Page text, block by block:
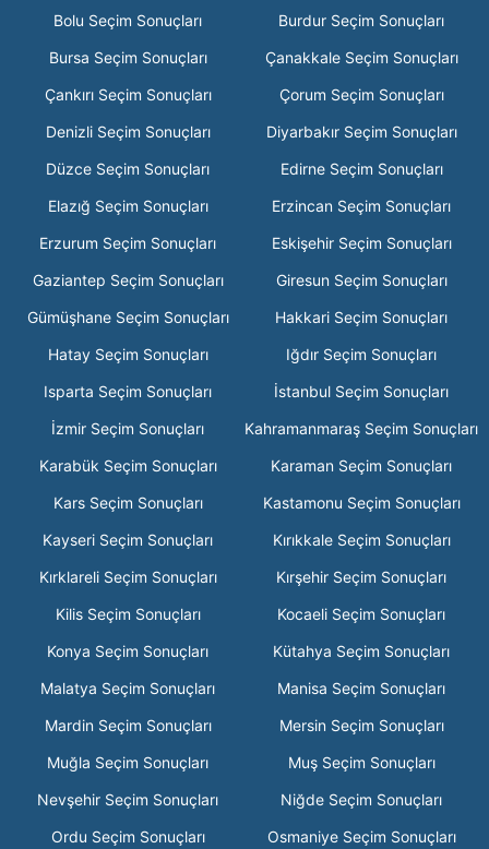
Bolu Seçim Sonuçları
Burdur Seçim Sonuçları
Bursa Seçim Sonuçları
Çanakkale Seçim Sonuçları
Çankırı Seçim Sonuçları
Çorum Seçim Sonuçları
Denizli Seçim Sonuçları
Diyarbakır Seçim Sonuçları
Düzce Seçim Sonuçları
Edirne Seçim Sonuçları
Elazığ Seçim Sonuçları
Erzincan Seçim Sonuçları
Erzurum Seçim Sonuçları
Eskişehir Seçim Sonuçları
Gaziantep Seçim Sonuçları
Giresun Seçim Sonuçları
Gümüşhane Seçim Sonuçları
Hakkari Seçim Sonuçları
Hatay Seçim Sonuçları
Iğdır Seçim Sonuçları
Isparta Seçim Sonuçları
İstanbul Seçim Sonuçları
İzmir Seçim Sonuçları
Kahramanmaraş Seçim Sonuçları
Karabük Seçim Sonuçları
Karaman Seçim Sonuçları
Kars Seçim Sonuçları
Kastamonu Seçim Sonuçları
Kayseri Seçim Sonuçları
Kırıkkale Seçim Sonuçları
Kırklareli Seçim Sonuçları
Kırşehir Seçim Sonuçları
Kilis Seçim Sonuçları
Kocaeli Seçim Sonuçları
Konya Seçim Sonuçları
Kütahya Seçim Sonuçları
Malatya Seçim Sonuçları
Manisa Seçim Sonuçları
Mardin Seçim Sonuçları
Mersin Seçim Sonuçları
Muğla Seçim Sonuçları
Muş Seçim Sonuçları
Nevşehir Seçim Sonuçları
Niğde Seçim Sonuçları
Ordu Seçim Sonuçları
Osmaniye Seçim Sonuçları